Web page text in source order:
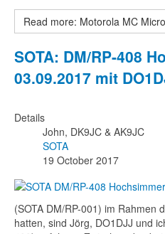
Read more: Motorola MC
SOTA: DM/RP-408
03.09.2017 mit
Details
John, DK9JC & AK9JC
SOTA
19 October 2017
(SOTA DM/RP-001) im Rahmen
hatten, sind Jörg, DO1DJJ und